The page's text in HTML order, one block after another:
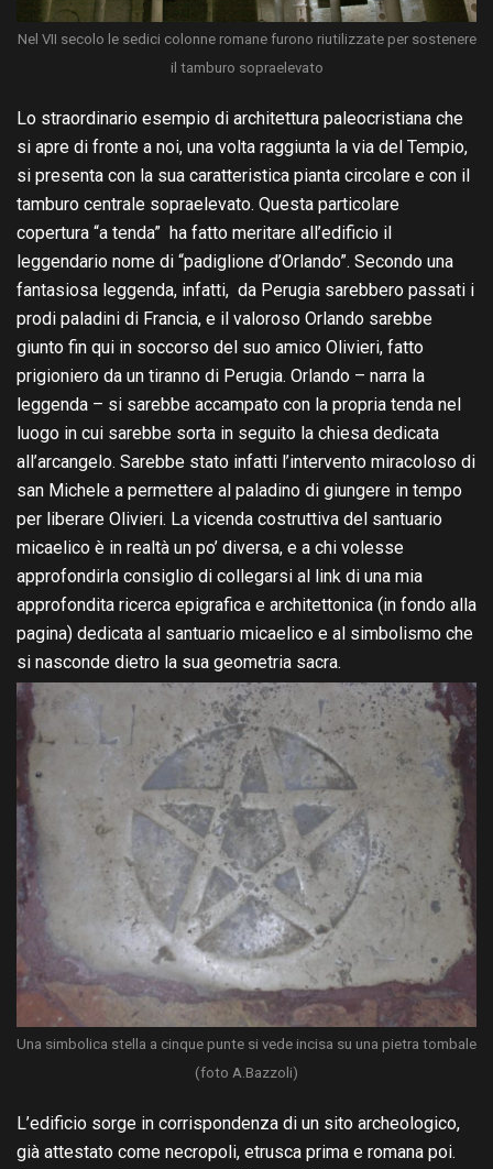
Nel VII secolo le sedici colonne romane furono riutilizzate per sostenere
il tamburo sopraelevato
Lo straordinario esempio di architettura paleocristiana che
si apre di fronte a noi, una volta raggiunta la via del Tempio,
si presenta con la sua caratteristica pianta circolare e con il
tamburo centrale sopraelevato. Questa particolare
copertura “a tenda” ha fatto meritare all’edificio il
leggendario nome di “padiglione d’Orlando”. Secondo una
fantasiosa leggenda, infatti, da Perugia sarebbero passati i
prodi paladini di Francia, e il valoroso Orlando sarebbe
giunto fin qui in soccorso del suo amico Olivieri, fatto
prigioniero da un tiranno di Perugia. Orlando – narra la
leggenda – si sarebbe accampato con la propria tenda nel
luogo in cui sarebbe sorta in seguito la chiesa dedicata
all’arcangelo. Sarebbe stato infatti l’intervento miracoloso di
san Michele a permettere al paladino di giungere in tempo
per liberare Olivieri. La vicenda costruttiva del santuario
micaelico è in realtà un po’ diversa, e a chi volesse
approfondirla consiglio di collegarsi al link di una mia
approfondita ricerca epigrafica e architettonica (in fondo alla
pagina) dedicata al santuario micaelico e al simbolismo che
si nasconde dietro la sua geometria sacra.
Una simbolica stella a cinque punte si vede incisa su una pietra tombale
(foto A.Bazzoli)
L’edificio sorge in corrispondenza di un sito archeologico,
già attestato come necropoli, etrusca prima e romana poi.